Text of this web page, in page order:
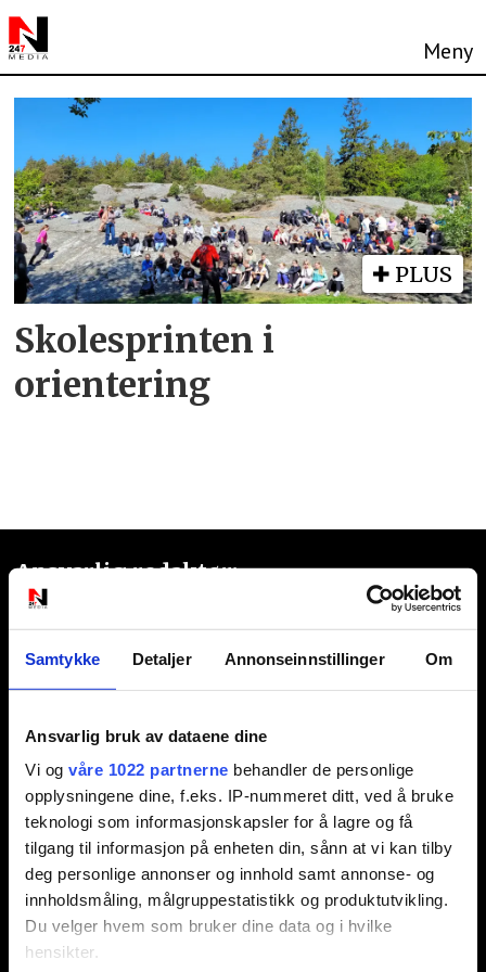
Samtykke Detaljer Annonseinnstillinger Om
Ansvarlig bruk av dataene dine
Vi og våre 1022 partnerne behandler de personlige
opplysningene dine, f.eks. IP-nummeret ditt, ved å bruke
teknologi som informasjonskapsler for å lagre og få
tilgang til informasjon på enheten din, sånn at vi kan tilby
deg personlige annonser og innhold samt annonse- og
innholdsmåling, målgruppestatistikk og produktutvikling.
Du velger hvem som bruker dine data og i hvilke
hensikter.
Tag:
skolesprinten
PLUS
Skolesprinten i
orientering
Ansvarlig redaktør:
Jon Aamodt
Nyhetstips:
tips@n247.no
Annonsering:
marked@n247.no